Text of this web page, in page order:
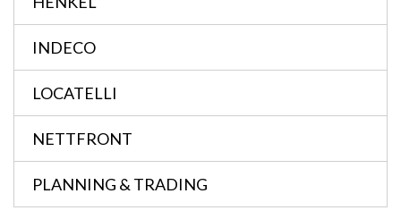
INDECO
LOCATELLI
NETTFRONT
PLANNING & TRADING